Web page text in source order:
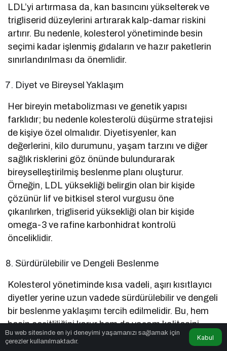
LDL’yi artırmasa da, kan basıncını yükselterek ve
trigliserid düzeylerini artırarak kalp-damar riskini
artırır. Bu nedenle, kolesterol yönetiminde besin
seçimi kadar işlenmiş gıdaların ve hazır paketlerin
sınırlandırılması da önemlidir.
Diyet ve Bireysel Yaklaşım
Her bireyin metabolizması ve genetik yapısı
farklıdır; bu nedenle kolesterolü düşürme stratejisi
de kişiye özel olmalıdır. Diyetisyenler, kan
değerlerini, kilo durumunu, yaşam tarzını ve diğer
sağlık risklerini göz önünde bulundurarak
bireyselleştirilmiş beslenme planı oluşturur.
Örneğin, LDL yüksekliği belirgin olan bir kişide
çözünür lif ve bitkisel sterol vurgusu öne
çıkarılırken, trigliserid yüksekliği olan bir kişide
omega-3 ve rafine karbonhidrat kontrolü
önceliklidir.
Sürdürülebilir ve Dengeli Beslenme
Kolesterol yönetiminde kısa vadeli, aşırı kısıtlayıcı
diyetler yerine uzun vadede sürdürülebilir ve dengeli
bir beslenme yaklaşımı tercih edilmelidir. Bu, hem
besin çeşitliliğini korur hem de yaşam kalitesini
artırır. Sağlıklı yağlar, yeterli protein ve lifli
Bu web sitesinde en iyi deneyimi yaşamanızı sağlamak için
çerezler kullanılmaktadır.
Kabul